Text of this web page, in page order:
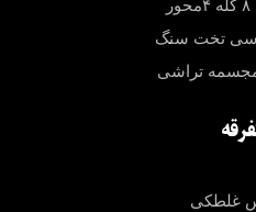
تخت سنگ
تراشی
غلطکی